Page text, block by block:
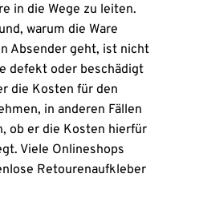
in die Wege zu leiten.
warum die Ware
Absender geht, ist nicht
defekt oder beschädigt
die Kosten für den
in anderen Fällen
ob er die Kosten hierfür
Viele Onlineshops
Retourenaufkleber